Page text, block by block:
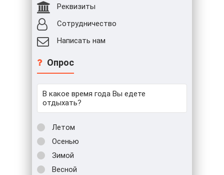
Реквизиты
Сотрудничество
Написать нам
Опрос
В какое время года Вы едете
отдыхать?
Летом
Осенью
Зимой
Весной